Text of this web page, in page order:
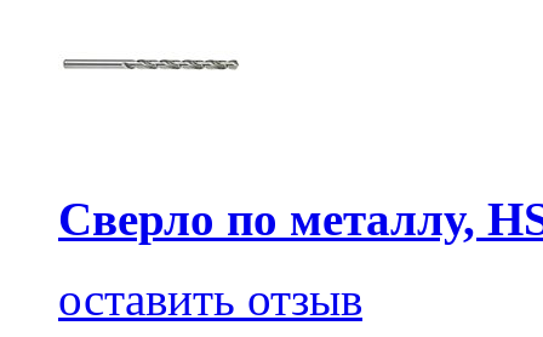
Сверло по металлу,
оставить отзыв